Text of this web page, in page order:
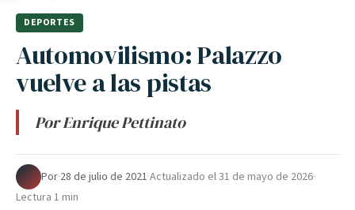
DEPORTES
Automovilismo: Palazzo
vuelve a las pistas
Por Enrique Pettinato
Por·28 de julio de 2021·Actualizado el31 de mayo de 2026·
Lectura 1 min